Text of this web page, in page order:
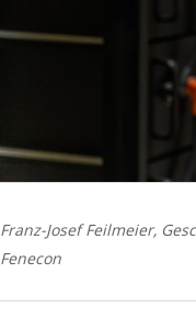
Franz-Josef Feilmeier,
Fenecon